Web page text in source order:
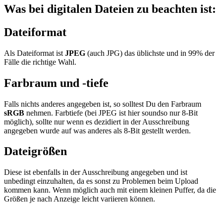
Was bei digitalen Dateien zu beachten ist:
Dateiformat
Als Dateiformat ist JPEG (auch JPG) das üblichste und in 99% der
Fälle die richtige Wahl.
Farbraum und -tiefe
Falls nichts anderes angegeben ist, so solltest Du den Farbraum
sRGB nehmen. Farbtiefe (bei JPEG ist hier soundso nur 8-Bit
möglich), sollte nur wenn es dezidiert in der Ausschreibung
angegeben wurde auf was anderes als 8-Bit gestellt werden.
Dateigrößen
Diese ist ebenfalls in der Ausschreibung angegeben und ist
unbedingt einzuhalten, da es sonst zu Problemen beim Upload
kommen kann. Wenn möglich auch mit einem kleinen Puffer, da die
Größen je nach Anzeige leicht variieren können.